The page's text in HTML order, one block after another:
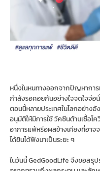
หนึ่งในหนทางออกจากปัญหากา
กำลังรอคอยกันอย่างใจจดใจจ่
ตอนนี้หลายประเทศในโลกอย่าง
อนุมัติให้มีการใช้ วัคซีนต้านเชื้อโ
อาการแพ้หรือผลข้างเคียงที่อาจ
ได้ยินได้ฟังมาเป็นระยะ ๆ
ในวันนี้ GedGoodLife จึงขอสรุ